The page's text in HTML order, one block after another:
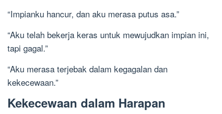
“Impianku hancur, dan aku merasa putus asa.”
“Aku telah bekerja keras untuk mewujudkan impian ini,
tapi gagal.”
“Aku merasa terjebak dalam kegagalan dan
kekecewaan.”
Kekecewaan dalam Harapan